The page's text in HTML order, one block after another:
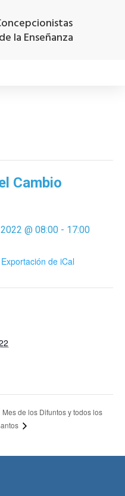
la Enseñanza
Cambio
@ 08:00 - 17:00
de iCal
Mes de los Difuntos y todos los